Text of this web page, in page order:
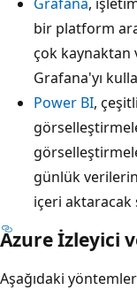
bir platform
çok kaynaktan
Grafana'yı
Power BI,
günlük
içeri aktaracak
Azure İzleyici
Aşağıdaki